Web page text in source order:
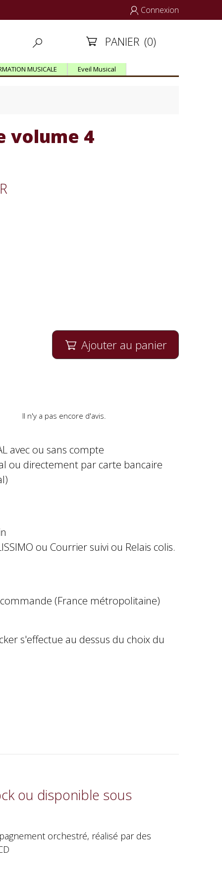
 Connexion
  PANIER (0)
MUSICALE Eveil Musical
volume 4
 Ajouter au panier
Il n'y a pas encore d'avis.
avec ou sans compte
ou directement par carte bancaire
ou Courrier suivi ou Relais colis.
(France métropolitaine)
s'effectue au dessus du choix du
ou disponible sous
orchestré, réalisé par des